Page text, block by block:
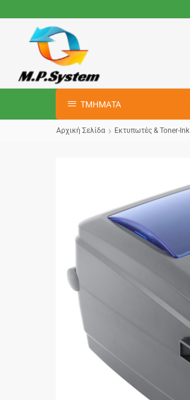
ΤΜΗΜΑΤΑ
Αρχική Σελίδα Εκτυπωτές & Toner-Ink